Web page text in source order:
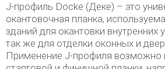
J-профиль Docke (Деке) – это
окантовочная планка,
зданий для окантовки внутренних
так же для отделки оконных и
Применение J-профиля возможно